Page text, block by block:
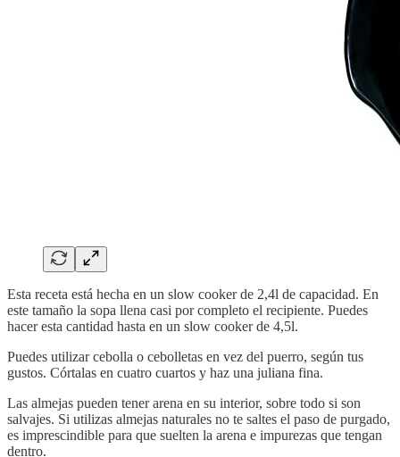
Esta receta está hecha en un slow cooker de 2,4l de capacidad. En
este tamaño la sopa llena casi por completo el recipiente. Puedes
hacer esta cantidad hasta en un slow cooker de 4,5l.
Puedes utilizar cebolla o cebolletas en vez del puerro, según tus
gustos. Córtalas en cuatro cuartos y haz una juliana fina.
Las almejas pueden tener arena en su interior, sobre todo si son
salvajes. Si utilizas almejas naturales no te saltes el paso de purgado,
es imprescindible para que suelten la arena e impurezas que tengan
dentro.